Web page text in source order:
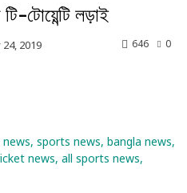
টোয়েন্টি লড়াই
2019 0
646